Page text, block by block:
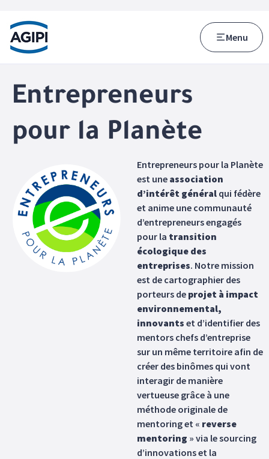
Accès au menu
Accès au contenu principal
Menu
Entrepreneurs
pour la Planète
Entrepreneurs pour la Planète
est une association
d’intérêt général qui fédère
et anime une communauté
d’entrepreneurs engagés
pour la transition
écologique des
entreprises. Notre mission
est de cartographier des
porteurs de projet à impact
environnemental,
innovants et d’identifier des
mentors chefs d’entreprise
sur un même territoire afin de
créer des binômes qui vont
interagir de manière
vertueuse grâce à une
méthode originale de
mentoring et « reverse
mentoring » via le sourcing
d’innovations et la